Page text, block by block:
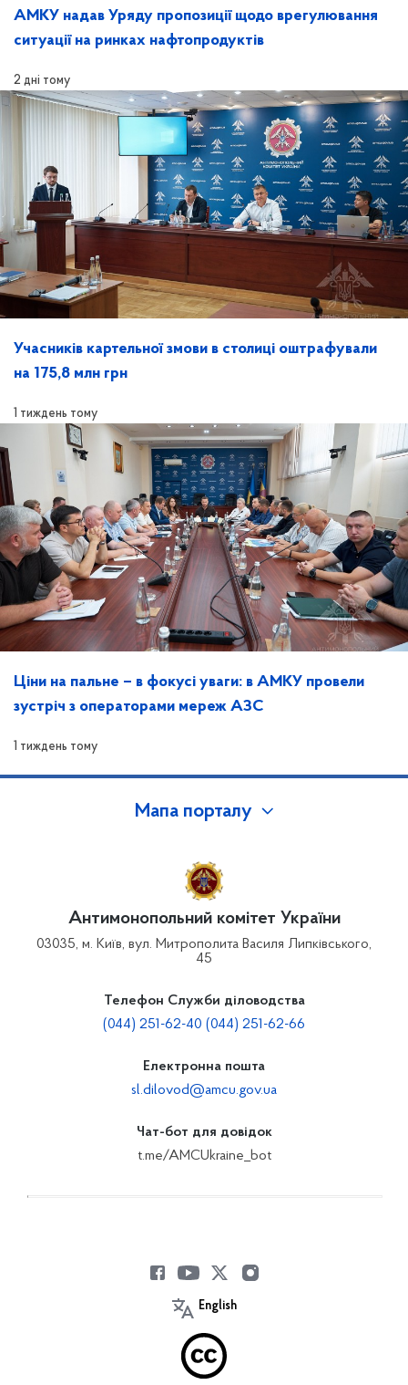
АМКУ надав Уряду пропозиції щодо врегулювання
ситуації на ринках нафтопродуктів
2 дні тому
Учасників картельної змови в столиці оштрафували
на 175,8 млн грн
1 тиждень тому
Ціни на пальне – в фокусі уваги: в АМКУ провели
зустріч з операторами мереж АЗС
1 тиждень тому
Мапа порталу
Антимонопольний комітет України
03035, м. Київ, вул. Митрополита Василя Липківського,
45
Телефон Служби діловодства
(044) 251-62-40 (044) 251-62-66
Електронна пошта
sl.dilovod@amcu.gov.ua
Чат-бот для довідок
t.me/AMCUkraine_bot
English